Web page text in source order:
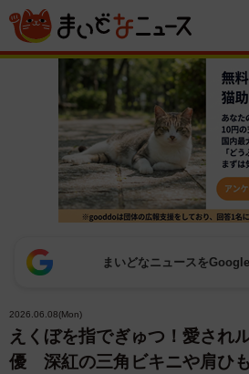
まいどなニュースを
2026.06.08(Mon)
えくぼを指でぎゅつ！愛され
優 深紅の三角ビキニや肩ひ